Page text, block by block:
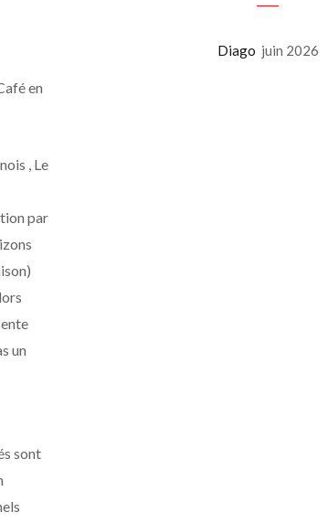
en
, Le
par
un
sont
Diago juin 2026